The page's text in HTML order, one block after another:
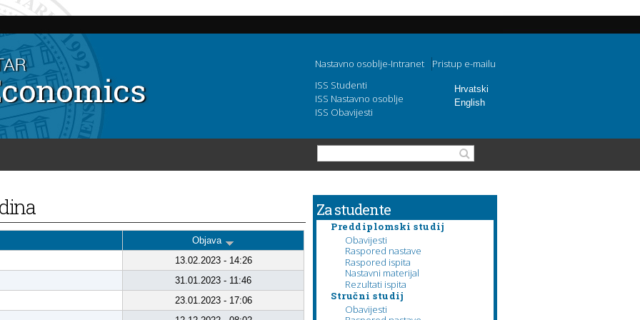
content
Hrvatski
English
Nastavno osoblje-Intranet
Pristup e-mailu
ISS Studenti
ISS Nastavno osoblje
ISS Obavijesti
Search form
Objava
13.02.2023 - 14:26
31.01.2023 - 11:46
23.01.2023 - 17:06
Za studente
Preddiplomski studij
Obavijesti
Raspored nastave
Raspored ispita
Nastavni materijal
Rezultati ispita
Stručni studij
Obavijesti